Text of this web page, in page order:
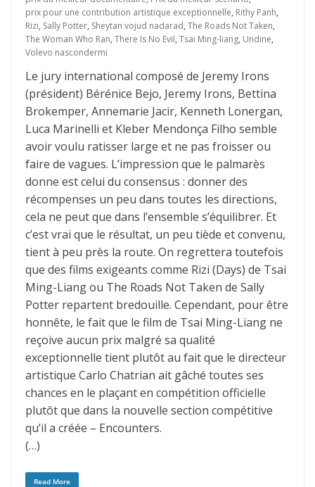
prix pour une contribution artistique exceptionnelle, Rithy Panh,
Rizi, Sally Potter, Sheytan vojud nadarad, The Roads Not Taken,
The Woman Who Ran, There Is No Evil, Tsai Ming-liang, Undine,
Volevo nascondermi
Le jury international composé de Jeremy Irons
(président) Bérénice Bejo, Jeremy Irons, Bettina
Brokemper, Annemarie Jacir, Kenneth Lonergan,
Luca Marinelli et Kleber Mendonça Filho semble
avoir voulu ratisser large et ne pas froisser ou
faire de vagues. L’impression que le palmarès
donne est celui du consensus : donner des
récompenses un peu dans toutes les directions,
cela ne peut que dans l’ensemble s’équilibrer. Et
c’est vrai que le résultat, un peu tiède et convenu,
tient à peu près la route. On regrettera toutefois
que des films exigeants comme Rizi (Days) de Tsai
Ming-Liang ou The Roads Not Taken de Sally
Potter repartent bredouille. Cependant, pour être
honnête, le fait que le film de Tsai Ming-Liang ne
reçoive aucun prix malgré sa qualité
exceptionnelle tient plutôt au fait que le directeur
artistique Carlo Chatrian ait gâché toutes ses
chances en le plaçant en compétition officielle
plutôt que dans la nouvelle section compétitive
qu’il a créée – Encounters.
(…)
Read More